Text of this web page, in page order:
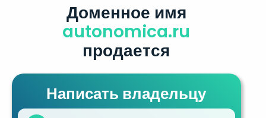
Доменное имя
autonomica.ru
продается
Написать владельцу